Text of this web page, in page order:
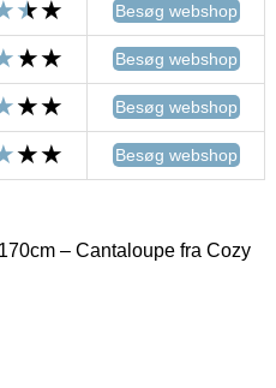
Besøg webshop
Besøg webshop
Besøg webshop
Besøg webshop
– Cantaloupe fra Cozy